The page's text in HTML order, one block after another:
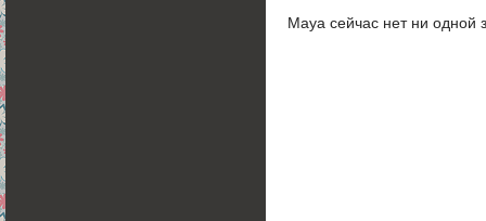
Maya сейчас нет ни одной